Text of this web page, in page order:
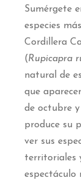
Sumérgete
especies
Cordillera
(Rupicapra
natural de
que
de octubre
produce su
ver sus
territoriales
espectáculo